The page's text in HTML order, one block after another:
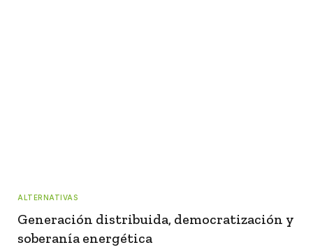
ALTERNATIVAS
Generación distribuida, democratización y
soberanía energética